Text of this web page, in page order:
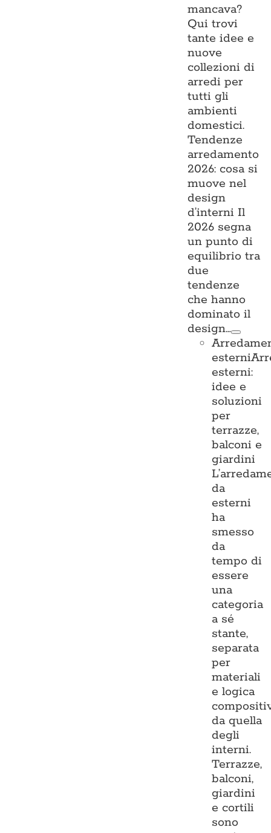
mancava?
Qui trovi
tante idee e
nuove
collezioni di
arredi per
tutti gli
ambienti
domestici.
Tendenze
arredamento
2026: cosa si
muove nel
design
d’interni Il
2026 segna
un punto di
equilibrio tra
due
tendenze
che hanno
dominato il
design…
esterni
esterni:
idee e
soluzioni
per
terrazze,
balconi e
giardini
da
esterni
ha
smesso
da
tempo di
essere
una
categoria
a sé
stante,
separata
per
materiali
e logica
da quella
degli
interni.
Terrazze,
balconi,
giardini
e cortili
sono